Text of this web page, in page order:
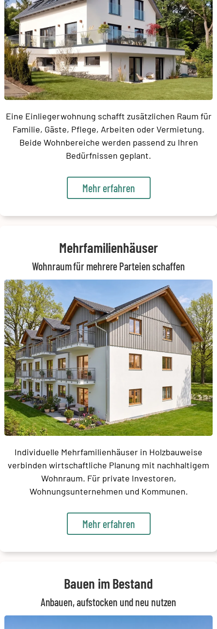
Eine Einliegerwohnung schafft zusätzlichen Raum für
Familie, Gäste, Pflege, Arbeiten oder Vermietung.
Beide Wohnbereiche werden passend zu Ihren
Bedürfnissen geplant.
Mehr erfahren
Mehrfamilienhäuser
Wohnraum für mehrere Parteien schaffen
Individuelle Mehrfamilienhäuser in Holzbauweise
verbinden wirtschaftliche Planung mit nachhaltigem
Wohnraum. Für private Investoren,
Wohnungsunternehmen und Kommunen.
Mehr erfahren
Bauen im Bestand
Anbauen, aufstocken und neu nutzen